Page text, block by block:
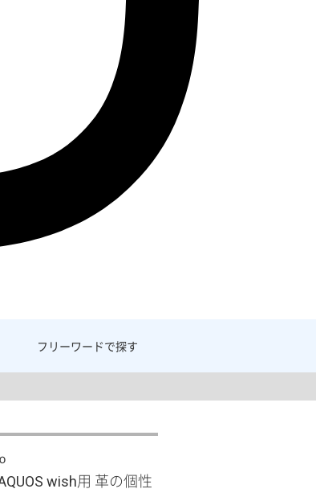
フリーワードで探す
wish用 革の個性